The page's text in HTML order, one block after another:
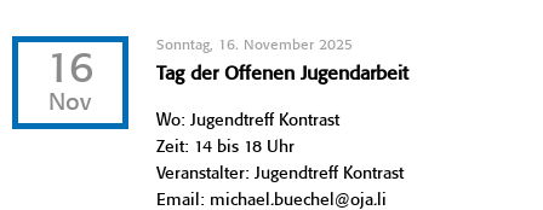
16
Nov
Sonntag, 16. November 2025
Tag der Offenen Jugendarbeit
Wo: Jugendtreff Kontrast
Zeit: 14 bis 18 Uhr
Veranstalter: Jugendtreff Kontrast
Email: michael.buechel@oja.li